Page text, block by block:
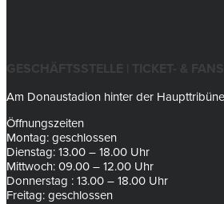
GESCHÄFTSSTELLE | TICKET- &
Am Donaustadion hinter der Haupttribüne
Öffnungszeiten
Montag: geschlossen
Dienstag: 13.00 – 18.00 Uhr
Mittwoch: 09.00 – 12.00 Uhr
Donnerstag : 13.00 – 18.00 Uhr
Freitag: geschlossen